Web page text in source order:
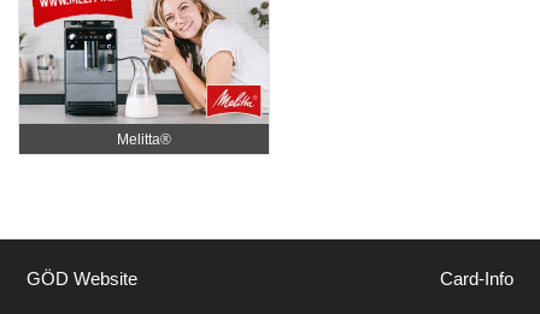
Melitta®
GÖD Website Card-Info